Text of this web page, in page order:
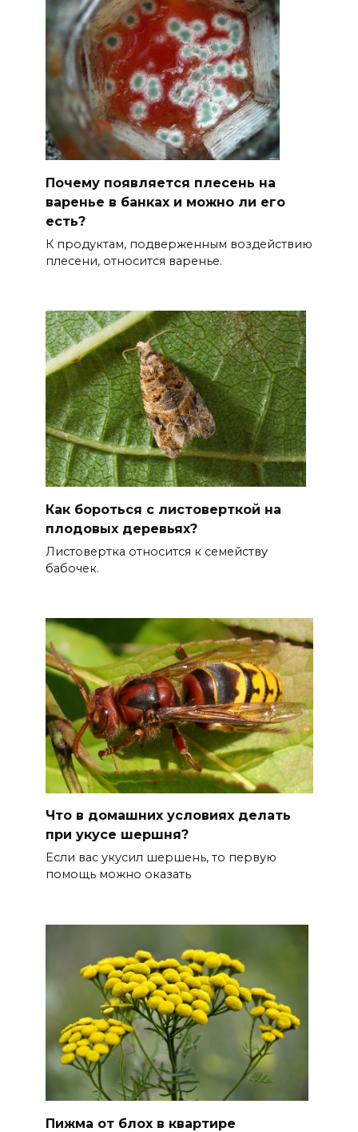
Почему появляется плесень на
варенье в банках и можно ли его
есть?
К продуктам, подверженным воздействию
плесени, относится варенье.
Как бороться с листоверткой на
плодовых деревьях?
Листовертка относится к семейству
бабочек.
Что в домашних условиях делать
при укусе шершня?
Если вас укусил шершень, то первую
помощь можно оказать
Пижма от блох в квартире